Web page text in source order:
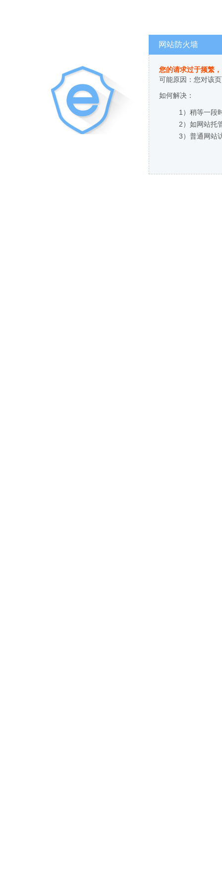
网站防火墙
您的请求过于频繁
可能原因：您对该
如何解决：
1）稍等一段
2）如网站托
3）普通网站